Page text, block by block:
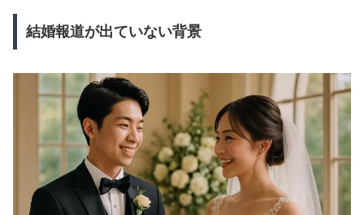
結婚報道が出ていない背景